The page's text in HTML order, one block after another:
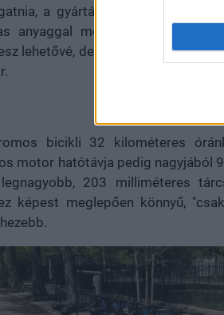
a gyártás során egy
anyaggal megerősített szíj
lehetővé, de a karbantartása is
bicikli 32 kilométeres
motor hatótávja pedig nagyjából
203 milliméteres
képest meglepően könnyű,